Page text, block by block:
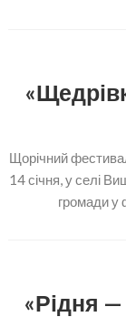
Щорічний
14 січня, у селі
громади у
«Рідня